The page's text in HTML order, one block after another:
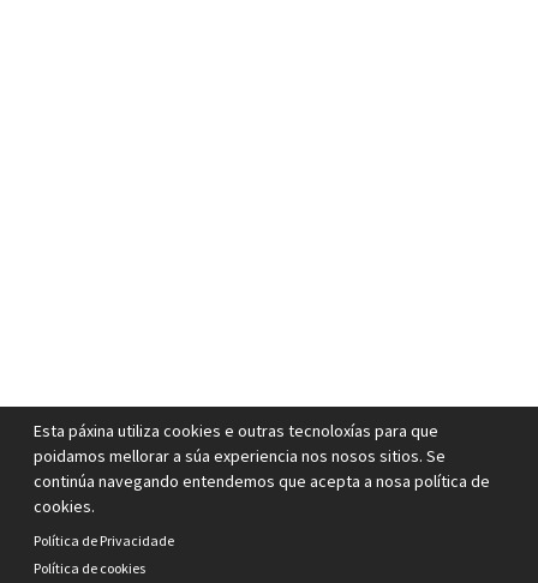
Esta páxina utiliza cookies e outras tecnoloxías para que
poidamos mellorar a súa experiencia nos nosos sitios. Se
continúa navegando entendemos que acepta a nosa política de
cookies.
Política de Privacidade
Política de cookies